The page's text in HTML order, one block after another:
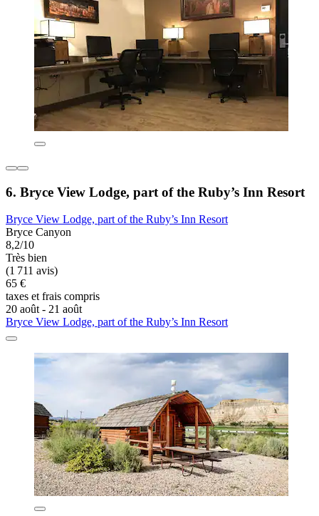
6. Bryce View Lodge, part of the Ruby’s Inn Resort
Bryce View Lodge, part of the Ruby’s Inn Resort
Bryce Canyon
8,2/10
Très bien
(1 711 avis)
65 €
taxes et frais compris
20 août - 21 août
Bryce View Lodge, part of the Ruby’s Inn Resort